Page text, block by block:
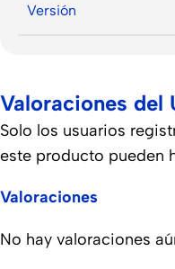
Versión
Valoraciones del
Valoraciones
No hay valoraciones
Solo los usuarios
este producto pueden